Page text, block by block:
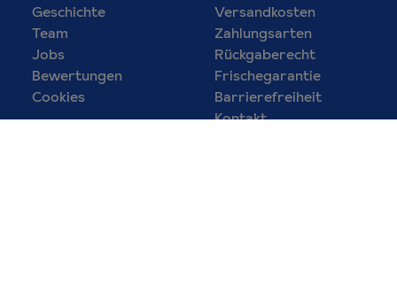
Geschichte
Team
Jobs
Bewertungen
Cookies
Versandkosten
Zahlungsarten
Rückgaberecht
Frischegarantie
Barrierefreiheit
Kontakt